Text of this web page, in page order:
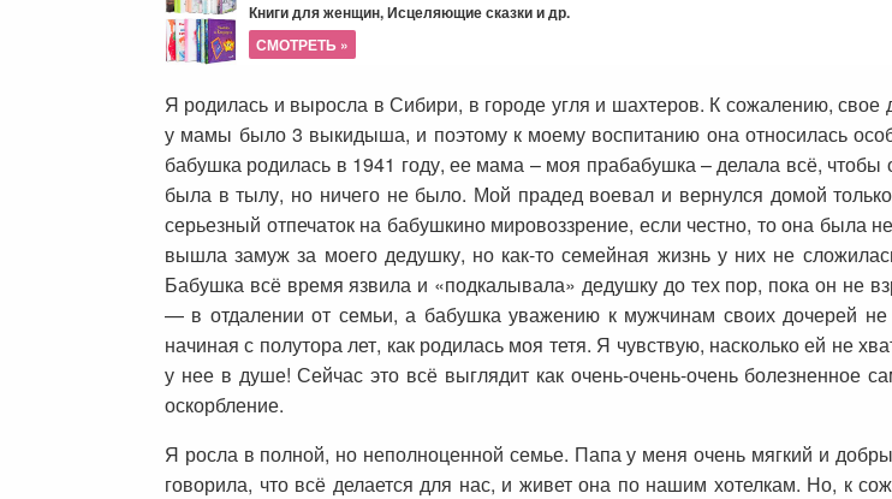
Книги для женщин, Исцеляющие сказки и др.
СМОТРЕТЬ »
Я родилась и выросла в Сибири, в городе угля и шахтеров. К сожалению,
у мамы было 3 выкидыша, и поэтому к моему воспитанию она относилась
бабушка родилась в 1941 году, ее мама – моя прабабушка – делала всё,
была в тылу, но ничего не было. Мой прадед воевал и вернулся домой
серьезный отпечаток на бабушкино мировоззрение, если честно, то она
вышла замуж за моего дедушку, но как-то семейная жизнь у них не
Бабушка всё время язвила и «подкалывала» дедушку до тех пор, пока он не
— в отдалении от семьи, а бабушка уважению к мужчинам своих дочерей
начиная с полутора лет, как родилась моя тетя. Я чувствую, насколько ей не
у нее в душе! Сейчас это всё выглядит как очень-очень-очень болезненное
оскорбление.
Я росла в полной, но неполноценной семье. Папа у меня очень мягкий и
говорила, что всё делается для нас, и живет она по нашим хотелкам. Но, к